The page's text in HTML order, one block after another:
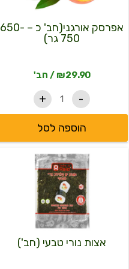
אפרסק אורגני(חב' כ – 650-
750 גר)
₪29.90 / חב'
-
גר)
+
הוספה לסל
אצות נורי טבעי (חב')
כמות
של
אצות
נורי
טבעי
(חב')